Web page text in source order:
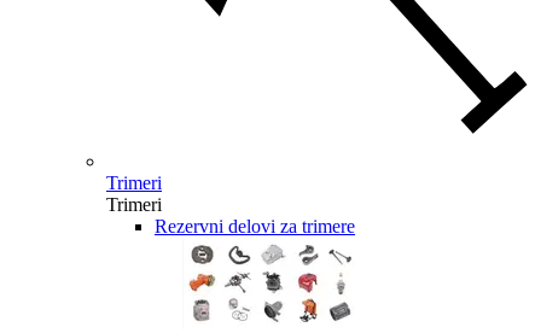
Trimeri
Trimeri
Rezervni delovi za trimere